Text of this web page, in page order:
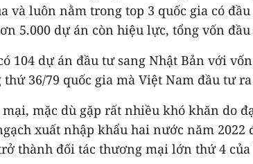
và luôn nằm trong top 3 quốc gia có
5.000 dự án còn hiệu lực, tổng vốn đầu
104 dự án đầu tư sang Nhật Bản với
thứ 36/79 quốc gia mà Việt Nam đầu tư
mặc dù gặp rất nhiều khó khăn do
xuất nhập khẩu hai nước năm 2022
thành đối tác thương mại lớn thứ 4 của